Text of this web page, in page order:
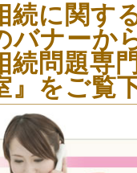
続に関す
バナーか
続問題専
』をご覧